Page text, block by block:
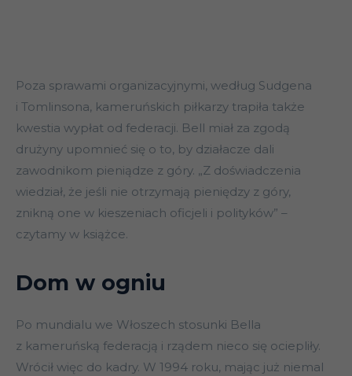
Poza sprawami organizacyjnymi, według Sudgena
i Tomlinsona, kameruńskich piłkarzy trapiła także
kwestia wypłat od federacji. Bell miał za zgodą
drużyny upomnieć się o to, by działacze dali
zawodnikom pieniądze z góry. „Z doświadczenia
wiedział, że jeśli nie otrzymają pieniędzy z góry,
znikną one w kieszeniach oficjeli i polityków” –
czytamy w książce.
Dom w ogniu
Po mundialu we Włoszech stosunki Bella
z kameruńską federacją i rządem nieco się ociepliły.
Wrócił więc do kadry. W 1994 roku, mając już niemal